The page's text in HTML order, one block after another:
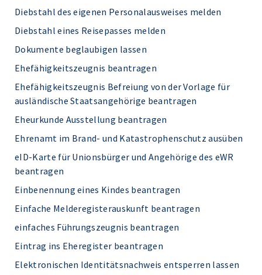
Diebstahl des eigenen Personalausweises melden
Diebstahl eines Reisepasses melden
Dokumente beglaubigen lassen
Ehefähigkeitszeugnis beantragen
Ehefähigkeitszeugnis Befreiung von der Vorlage für
ausländische Staatsangehörige beantragen
Eheurkunde Ausstellung beantragen
Ehrenamt im Brand- und Katastrophenschutz ausüben
eID-Karte für Unionsbürger und Angehörige des eWR
beantragen
Einbenennung eines Kindes beantragen
Einfache Melderegisterauskunft beantragen
einfaches Führungszeugnis beantragen
Eintrag ins Eheregister beantragen
Elektronischen Identitätsnachweis entsperren lassen